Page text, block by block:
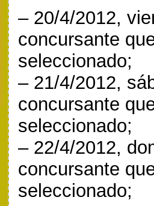
– 20/4/2012,
concursante
seleccionado;
– 21/4/2012,
concursante
seleccionado;
– 22/4/2012,
concursante
seleccionado;